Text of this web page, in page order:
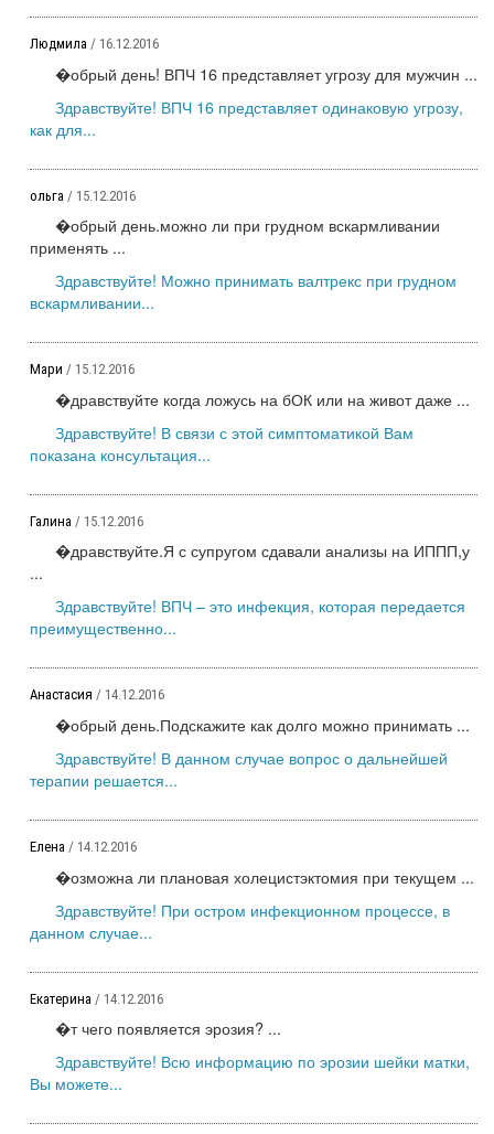
Людмила / 16.12.2016
�обрый день! ВПЧ 16 представляет угрозу для мужчин ...
Здравствуйте! ВПЧ 16 представляет одинаковую угрозу,
как для...
ольга / 15.12.2016
�обрый день.можно ли при грудном вскармливании
применять ...
Здравствуйте! Можно принимать валтрекс при грудном
вскармливании...
Мари / 15.12.2016
�дравствуйте когда ложусь на бОК или на живот даже ...
Здравствуйте! В связи с этой симптоматикой Вам
показана консультация...
Галина / 15.12.2016
�дравствуйте.Я с супругом сдавали анализы на ИППП,у
...
Здравствуйте! ВПЧ – это инфекция, которая передается
преимущественно...
Анастасия / 14.12.2016
�обрый день.Подскажите как долго можно принимать ...
Здравствуйте! В данном случае вопрос о дальнейшей
терапии решается...
Елена / 14.12.2016
�озможна ли плановая холецистэктомия при текущем ...
Здравствуйте! При остром инфекционном процессе, в
данном случае...
Екатерина / 14.12.2016
�т чего появляется эрозия? ...
Здравствуйте! Всю информацию по эрозии шейки матки,
Вы можете...